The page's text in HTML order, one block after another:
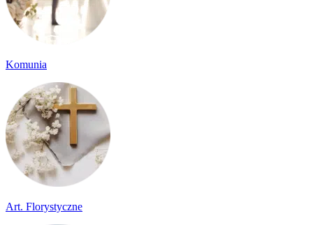
Komunia
Art. Florystyczne